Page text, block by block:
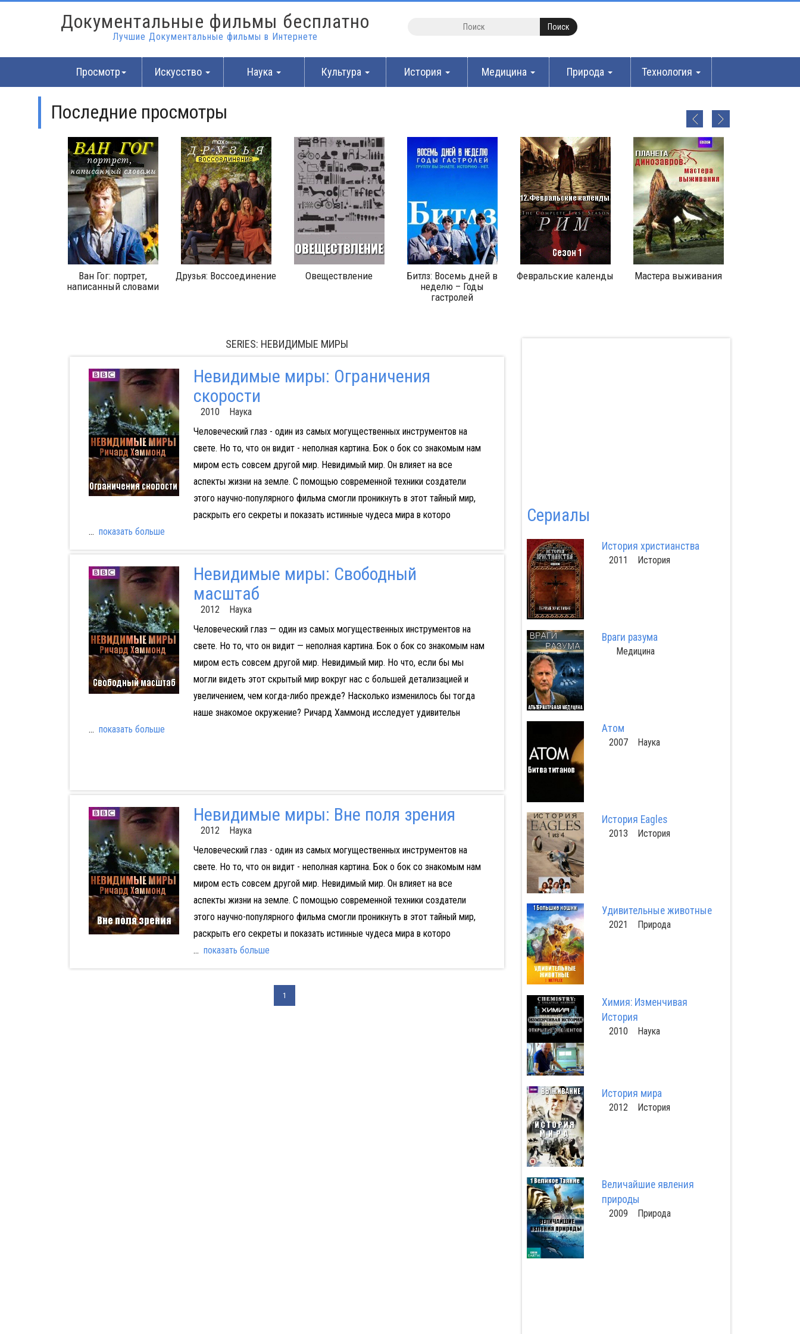
Документальные фильмы бесплатно
Лучшие Документальные фильмы в Интернете
Просмотр Искусство Наука Культура История Медицина Природа Технология
Последние просмотры
Ван Гог: портрет,
написанный словами
Друзья: Воссоединение Овеществление
Битлз: Восемь дней в
неделю – Годы
гастролей
Февральские календы Мастера выживания
SERIES: НЕВИДИМЫЕ МИРЫ
Невидимые миры: Ограничения
скорости
2010 Наука
Человеческий глаз - один из самых могущественных инструментов на
свете. Но то, что он видит - неполная картина. Бок о бок со знакомым нам
миром есть совсем другой мир. Невидимый мир. Он влияет на все
аспекты жизни на земле. C помощью современной техники создатели
этого научно-популярного фильма смогли проникнуть в этот тайный мир,
раскрыть его секреты и показать истинные чудеса мира в которо
... показать больше
Невидимые миры: Свободный
масштаб
2012 Наука
Человеческий глаз — один из самых могущественных инструментов на
свете. Но то, что он видит — неполная картина. Бок о бок со знакомым нам
миром есть совсем другой мир. Невидимый мир. Но что, если бы мы
могли видеть этот скрытый мир вокруг нас с большей детализацией и
увеличением, чем когда-либо прежде? Насколько изменилось бы тогда
наше знакомое окружение? Ричард Хаммонд исследует удивительн
... показать больше
Невидимые миры: Вне поля зрения
2012 Наука
Человеческий глаз - один из самых могущественных инструментов на
свете. Но то, что он видит - неполная картина. Бок о бок со знакомым нам
миром есть совсем другой мир. Невидимый мир. Он влияет на все
аспекты жизни на земле. C помощью современной техники создатели
этого научно-популярного фильма смогли проникнуть в этот тайный мир,
раскрыть его секреты и показать истинные чудеса мира в которо
... показать больше
1
Сериалы
История христианства
2011 История
Враги разума
Медицина
Атом
2007 Наука
История Eagles
2013 История
Удивительные животные
2021 Природа
Химия: Изменчивая
История
2010 Наука
История мира
2012 История
Величайшие явления
природы
2009 Природа